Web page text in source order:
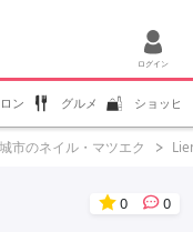
ログイン
ン グルメ ショッピ
市のネイル・マツエク
0 0